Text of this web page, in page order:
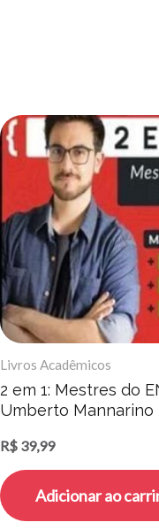
Livros Acadêmicos
2 em 1: Mestres do
Umberto Mannarino
R$ 39,99
Adicionar ao